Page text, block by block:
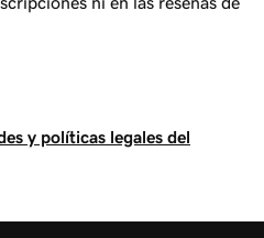
y políticas legales del